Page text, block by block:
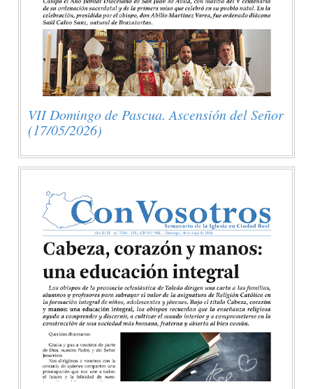
VII Domingo de Pascua. Ascensión del Señor
(17/05/2026)